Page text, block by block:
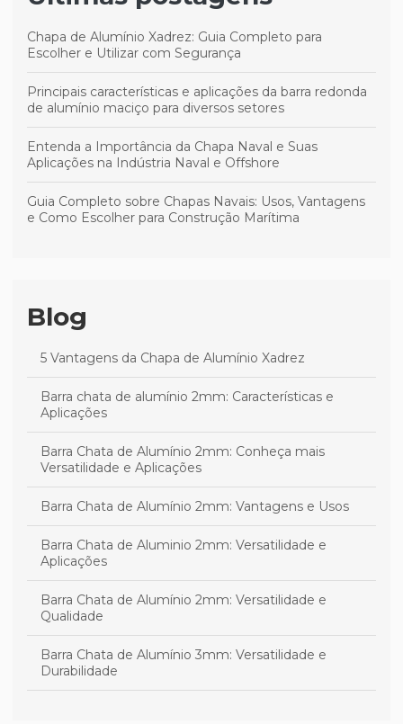
Chapa de Alumínio Xadrez: Guia Completo para
Escolher e Utilizar com Segurança
Principais características e aplicações da barra redonda
de alumínio maciço para diversos setores
Entenda a Importância da Chapa Naval e Suas
Aplicações na Indústria Naval e Offshore
Guia Completo sobre Chapas Navais: Usos, Vantagens
e Como Escolher para Construção Marítima
Blog
5 Vantagens da Chapa de Alumínio Xadrez
Barra chata de alumínio 2mm: Características e
Aplicações
Barra Chata de Alumínio 2mm: Conheça mais
Versatilidade e Aplicações
Barra Chata de Alumínio 2mm: Vantagens e Usos
Barra Chata de Aluminio 2mm: Versatilidade e
Aplicações
Barra Chata de Alumínio 2mm: Versatilidade e
Qualidade
Barra Chata de Alumínio 3mm: Versatilidade e
Durabilidade